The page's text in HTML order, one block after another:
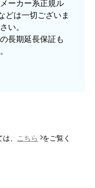
したか？
？
ーカー系正規ル
どは一切ございま
い。
長期延長保証も
、 こちら
をご覧く